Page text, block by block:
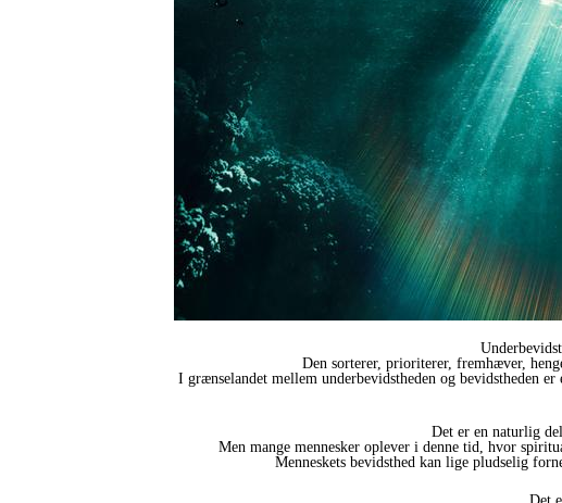
Den sorterer, prioriterer, fremhæver,
I grænselandet mellem underbevidstheden og bevidstheden
Det er en naturlig
Men mange mennesker oplever i denne tid, hvor
Menneskets bevidsthed kan lige pludselig